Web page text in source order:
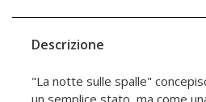
Descrizione
"La notte sulle spalle"